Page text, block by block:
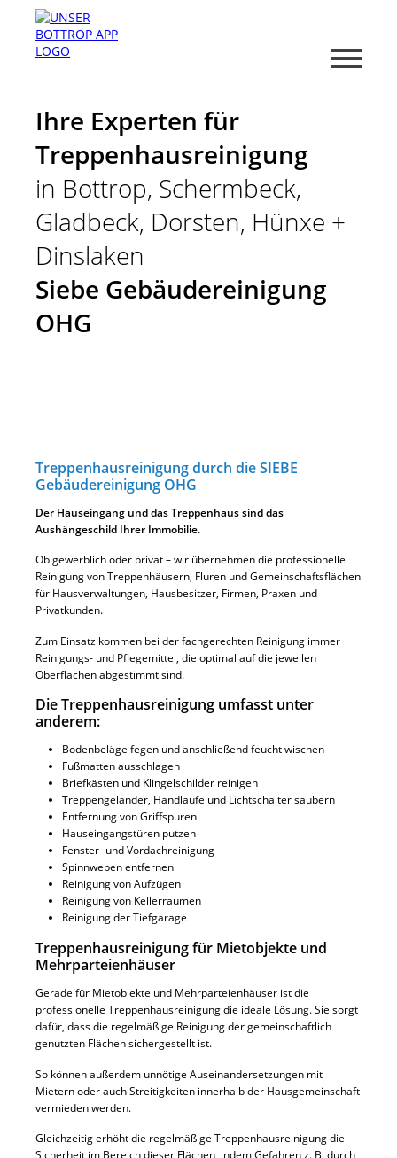
Ihre Experten für
Treppenhausreinigung
in Bottrop, Schermbeck,
Gladbeck, Dorsten, Hünxe +
Dinslaken
Siebe Gebäudereinigung
OHG
Treppenhausreinigung durch die SIEBE
Gebäudereinigung OHG
Der Hauseingang und das Treppenhaus sind das
Aushängeschild Ihrer Immobilie.
Ob gewerblich oder privat – wir übernehmen die professionelle
Reinigung von Treppenhäusern, Fluren und Gemeinschaftsflächen
für Hausverwaltungen, Hausbesitzer, Firmen, Praxen und
Privatkunden.
Zum Einsatz kommen bei der fachgerechten Reinigung immer
Reinigungs- und Pflegemittel, die optimal auf die jeweilen
Oberflächen abgestimmt sind.
Die Treppenhausreinigung umfasst unter
anderem:
Bodenbeläge fegen und anschließend feucht wischen
Fußmatten ausschlagen
Briefkästen und Klingelschilder reinigen
Treppengeländer, Handläufe und Lichtschalter säubern
Entfernung von Griffspuren
Hauseingangstüren putzen
Fenster- und Vordachreinigung
Spinnweben entfernen
Reinigung von Aufzügen
Reinigung von Kellerräumen
Reinigung der Tiefgarage
Treppenhausreinigung für Mietobjekte und
Mehrparteienhäuser
Gerade für Mietobjekte und Mehrparteienhäuser ist die
professionelle Treppenhausreinigung die ideale Lösung. Sie sorgt
dafür, dass die regelmäßige Reinigung der gemeinschaftlich
genutzten Flächen sichergestellt ist.
So können außerdem unnötige Auseinandersetzungen mit
Mietern oder auch Streitigkeiten innerhalb der Hausgemeinschaft
vermieden werden.
Gleichzeitig erhöht die regelmäßige Treppenhausreinigung die